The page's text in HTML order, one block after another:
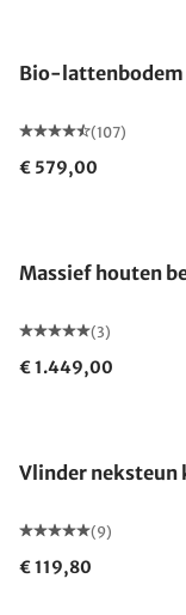
Bio-
(107)
€ 579,00
Massief houten
(3)
€ 1.449,00
Vlinder neksteun
(9)
€ 119,80